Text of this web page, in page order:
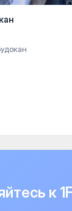
к